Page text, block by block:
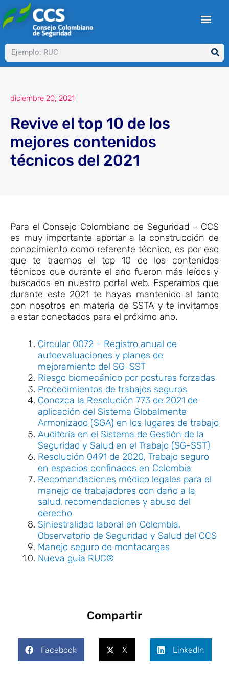
al
contenido
Buscar
diciembre 20, 2021
Revive el top 10 de los
mejores contenidos
técnicos del 2021
Para el Consejo Colombiano de Seguridad – CCS
es muy importante aportar a la construcción de
conocimiento como referente técnico, es por eso
que te traemos el top 10 de los contenidos
técnicos que durante el año fueron más leídos y
buscados en nuestro portal web. Esperamos que
durante este 2021 te hayas mantenido al tanto
con nosotros en materia de SSTA y te invitamos
a estar conectados para el próximo año.
Circular 0072 – Registro anual de
autoevaluaciones y planes de
mejoramiento del SG-SST
Riesgo biomecánico por posturas forzadas
Procedimientos de trabajos seguros
Conozca la Resolución 773 de 2021 de
aplicación del Sistema Globalmente
Armonizado (SGA) en los lugares de trabajo
Auditoría en el Sistema de Gestión de la
Seguridad y Salud en el Trabajo (SG-SST)
Resolución 0491 de 2020, Trabajo seguro
en espacios confinados en Colombia
Recomendaciones médico legales para el
manejo de trabajadores con daño a la
salud, recomendaciones y abuso del
derecho
Siniestralidad laboral en Colombia,
Observatorio de Seguridad y Salud del CCS
Manejo seguro de montacargas
Nueva guía RUC®
Compartir
Facebook X LinkedIn